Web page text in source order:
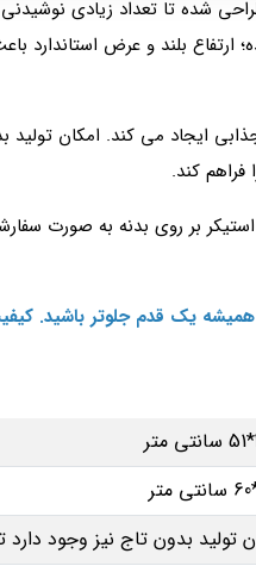
یخچال 158*46*51 سانتی‌ متر طراحی شده
با اندازه 200*62*60 سانتی‌ متر ساخته شده؛
ایجاد می‌ کند. امکان
کند.
بر روی بدنه به صورت
همیشه یک قدم جلوتر باشید.
تولید بدون تاج نیز وجود